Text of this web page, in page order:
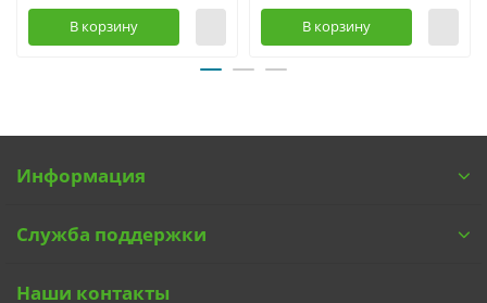
В корзину В корзину
Информация
Служба поддержки
Наши контакты